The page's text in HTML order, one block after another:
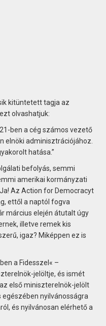
kitüntetett tagja az
olvashatjuk:
ben a cég számos vezető
elnöki adminisztrációjához.
hatása.”
befolyás, semmi
amerikai kormányzati
Az Action for Democracyt
ettől a naptól fogva
március elején átutalt úgy
illetve remek kis
igaz? Miképpen ez is
a Fidesszel« –
jelöltje, és ismét
első miniszterelnök-jelölt
nyilvánosságra
és nyilvánosan elérhető a